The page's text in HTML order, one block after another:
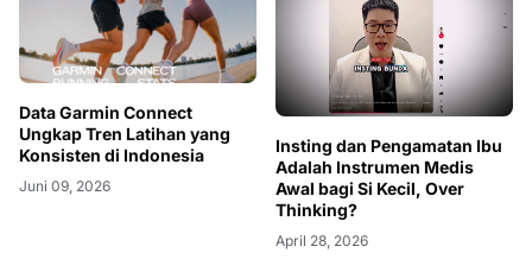
Data Garmin Connect
Ungkap Tren Latihan yang
Konsisten di Indonesia
Juni 09, 2026
Insting dan Pengamatan Ibu
Adalah Instrumen Medis
Awal bagi Si Kecil, Over
Thinking?
April 28, 2026